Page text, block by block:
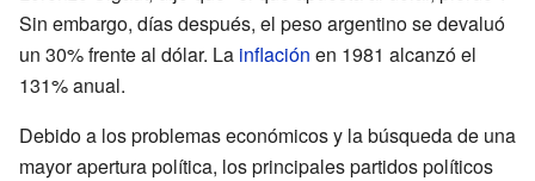
Sin embargo, días después, el peso argentino se devaluó
un 30% frente al dólar. La inflación en 1981 alcanzó el
131% anual.
Debido a los problemas económicos y la búsqueda de una
mayor apertura política, los principales partidos políticos